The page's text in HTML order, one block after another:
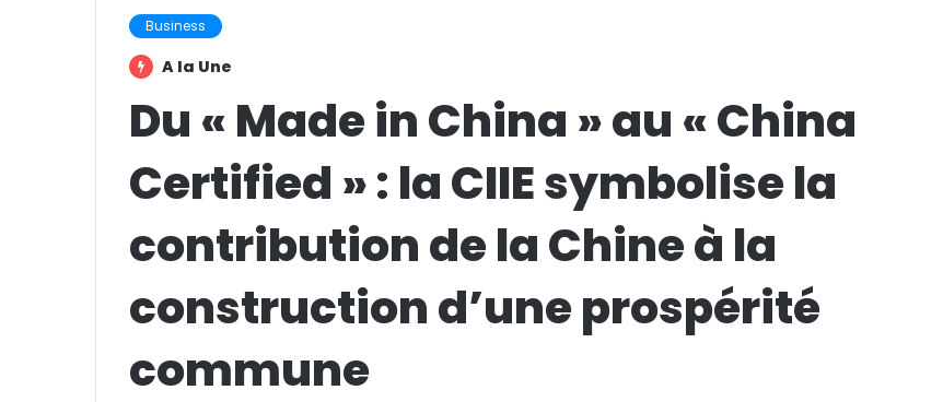
Business
A la Une
Du « Made in China » au « China
Certified » : la CIIE symbolise la
contribution de la Chine à la
construction d’une prospérité
commune